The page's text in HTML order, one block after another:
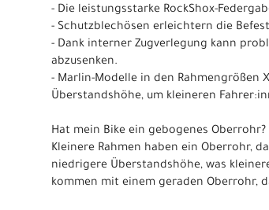
- Die leistungsstarke RockShox-
- Schutzblechösen erleichtern die
- Dank interner Zugverlegung kann
abzusenken.
- Marlin-Modelle in den Rahmengrößen
Überstandshöhe, um kleineren
Hat mein Bike ein gebogenes Oberrohr?
Kleinere Rahmen haben ein Oberrohr,
niedrigere Überstandshöhe, was
kommen mit einem geraden Oberrohr,